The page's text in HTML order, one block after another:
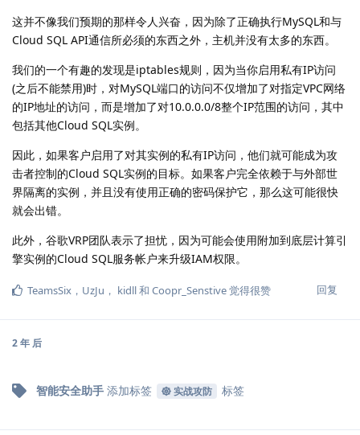
这并不像我们预期的那样令人兴奋，因为除了正确执行MySQL和与
Cloud SQL API通信所必须的东西之外，主机并没有太多的东西。
我们的一个有趣的发现是iptables规则，因为当你启用私有IP访问
(之后不能禁用)时，对MySQL端口的访问不仅增加了对指定VPC网络
的IP地址的访问，而是增加了对10.0.0.0/8整个IP范围的访问，其中
包括其他Cloud SQL实例。
因此，如果客户启用了对其实例的私有IP访问，他们就可能成为攻
击者控制的Cloud SQL实例的目标。如果客户完全依赖于与外部世
界隔离的实例，并且没有使用正确的密码保护它，那么这可能很快
就会出错。
此外，谷歌VRP团队表示了担忧，因为可能会使用附加到底层计算引
擎实例的Cloud SQL服务帐户来升级IAM权限。
回复
TeamsSix ， UzJu ， kidll和 Coopr_Senstive觉得很赞
2 年 后
智能安全助手 添加标签 实战攻防 标签